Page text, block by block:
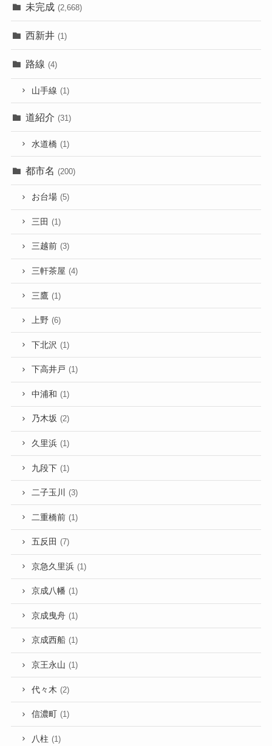
未完成 (2,668)
西新井 (1)
路線 (4)
山手線 (1)
道紹介 (31)
水道橋 (1)
都市名 (200)
お台場 (5)
三田 (1)
三越前 (3)
三軒茶屋 (4)
三鷹 (1)
上野 (6)
下北沢 (1)
下高井戸 (1)
中浦和 (1)
乃木坂 (2)
久里浜 (1)
九段下 (1)
二子玉川 (3)
二重橋前 (1)
五反田 (7)
京急久里浜 (1)
京成八幡 (1)
京成曳舟 (1)
京成西船 (1)
京王永山 (1)
代々木 (2)
信濃町 (1)
八柱 (1)